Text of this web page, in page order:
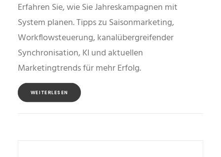
Erfahren Sie, wie Sie Jahreskampagnen mit
System planen. Tipps zu Saisonmarketing,
Workflowsteuerung, kanalübergreifender
Synchronisation, KI und aktuellen
Marketingtrends für mehr Erfolg.
WEITERLESEN